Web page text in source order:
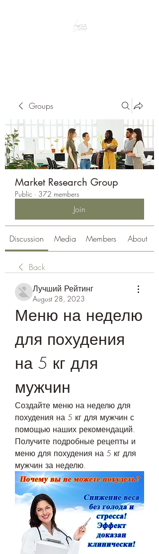
Groups
Market Research Group
Public · 372 members
Join
Discussion Media Members About
Back
Лучший Рейтинг
August 28, 2023
Меню на неделю
для похудения
на 5 кг для
мужчин
Создайте меню на неделю для
похудения на 5 кг для мужчин с
помощью наших рекомендаций.
Получите подробные рецепты и
меню для похудения на 5 кг для
мужчин за неделю.